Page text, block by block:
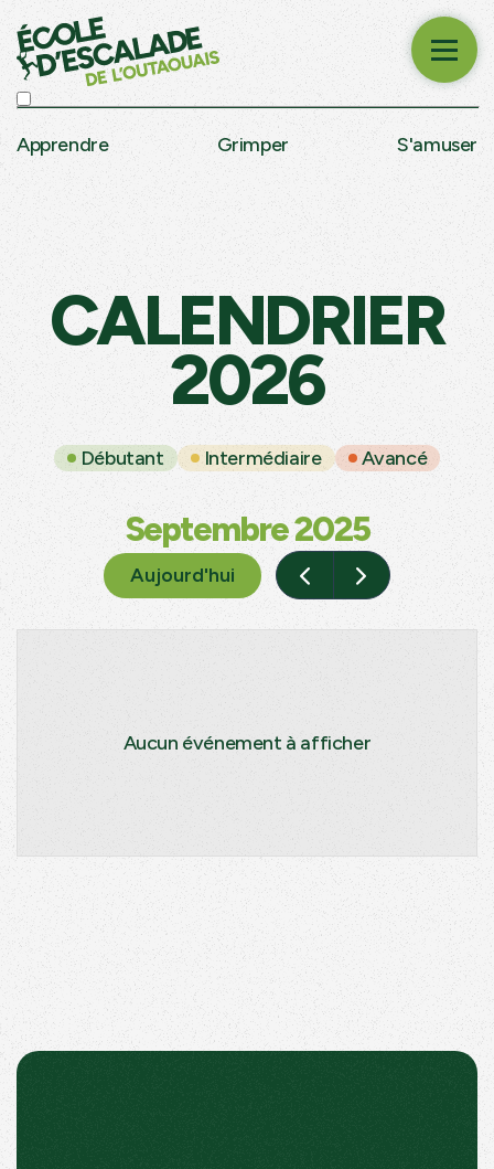
Apprendre Grimper S'amuser
CALENDRIER
2026
Débutant Intermédiaire Avancé
Septembre 2025
Aujourd'hui
Aucun événement à afficher